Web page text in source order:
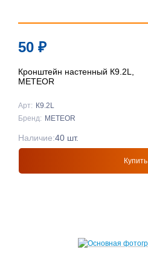
50 ₽
Кронштейн настенный К9.2L,
METEOR
Арт: К9.2L
Бренд: METEOR
Купить
Наличие:40 шт.